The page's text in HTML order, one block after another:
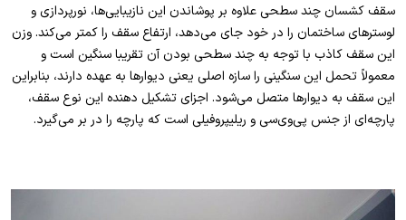
سقف کشسان چند سطحی علاوه بر پوشاندن این نازیبایی‌ها، نورپردازی و
لوسترهای ساختمان را در خود جای می‌دهد، ارتفاع سقف را کمتر می‌کند. وزن
این سقف کاذب با توجه به چند سطحی بودن آن تقریبا سنگین است و
معمولاً تحمل این سنگینی را سازه اصلی یعنی دیوارها به عهده دارند، بنابراین
این سقف به دیوارها متصل می‌شود. اجزای تشکیل دهنده این نوع سقف،
پارچه‌ای از جنس پی‌وی‌سی و ریلیپروفیلی است که پارچه را در بر می‌گیرد.